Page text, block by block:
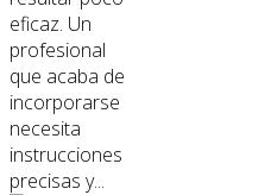
eficaz. Un
profesional
que acaba de
incorporarse
necesita
instrucciones
precisas y...